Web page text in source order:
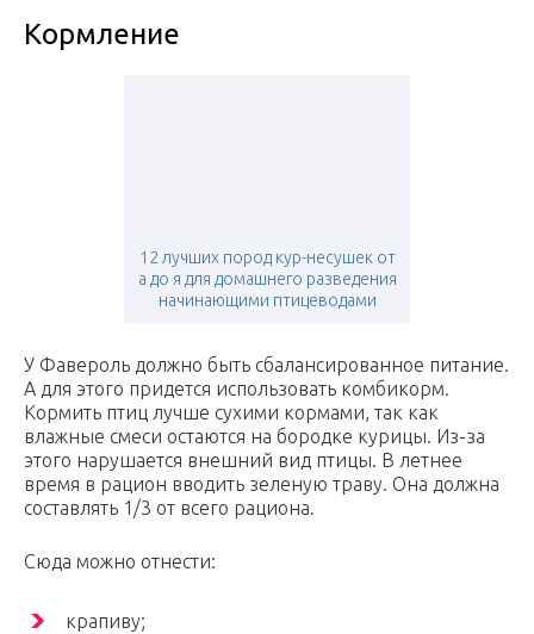
Кормление
12 лучших пород кур-несушек от
а до я для домашнего разведения
начинающими птицеводами
У Фавероль должно быть сбалансированное питание.
А для этого придется использовать комбикорм.
Кормить птиц лучше сухими кормами, так как
влажные смеси остаются на бородке курицы. Из-за
этого нарушается внешний вид птицы. В летнее
время в рацион вводить зеленую траву. Она должна
составлять 1/3 от всего рациона.
Сюда можно отнести:
крапиву;